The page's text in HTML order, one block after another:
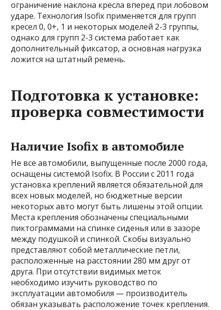
ограничение наклона кресла вперед при лобовом
ударе. Технология Isofix применяется для групп
кресел 0, 0+, 1 и некоторых моделей 2-3 группы,
однако для групп 2-3 система работает как
дополнительный фиксатор, а основная нагрузка
ложится на штатный ремень.
Подготовка к установке:
проверка совместимости
Наличие Isofix в автомобиле
Не все автомобили, выпущенные после 2000 года,
оснащены системой Isofix. В России с 2011 года
установка креплений является обязательной для
всех новых моделей, но бюджетные версии
некоторых авто могут быть лишены этой опции.
Места крепления обозначены специальными
пиктограммами на спинке сиденья или в зазоре
между подушкой и спинкой. Скобы визуально
представляют собой металлические петли,
расположенные на расстоянии 280 мм друг от
друга. При отсутствии видимых меток
необходимо изучить руководство по
эксплуатации автомобиля — производитель
обязан указывать расположение точек крепления.